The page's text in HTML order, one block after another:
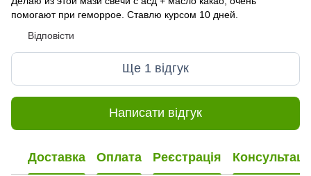
помогают при геморрое. Ставлю курсом 10 дней.
Відповісти
Ще 1 відгук
Написати відгук
Доставка Оплата Реєстрація